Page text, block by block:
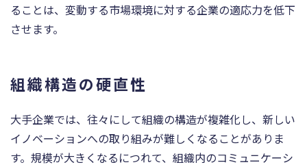
ることは、変動する市場環境に対する企業の適応力を低下
させます。
組織構造の硬直性
大手企業では、往々にして組織の構造が複雑化し、新しい
イノベーションへの取り組みが難しくなることがありま
す。規模が大きくなるにつれて、組織内のコミュニケーシ